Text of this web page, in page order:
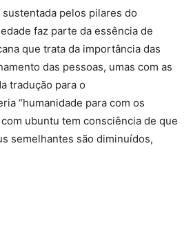
sustentada pelos pilares do
faz parte da essência de
que trata da importância das
das pessoas, umas com as
tradução para o
“humanidade para com os
ubuntu tem consciência de que
semelhantes são diminuídos,